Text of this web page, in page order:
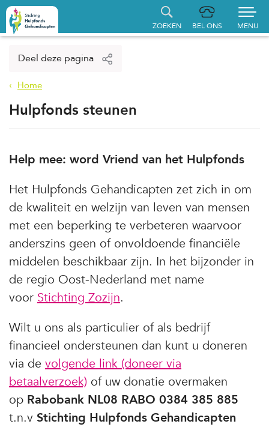
ZOEKEN BEL ONS MENU
Aanvraag indienen
Gerealiseerde aanvragen
Over ons
Home
Deel deze pagina
Hulpfonds steunen
Help mee: word Vriend van het Hulpfonds
Het Hulpfonds Gehandicapten zet zich in om
de kwaliteit en welzijn van leven van mensen
met een beperking te verbeteren waarvoor
anderszins geen of onvoldoende financiële
middelen beschikbaar zijn. In het bijzonder in
de regio Oost-Nederland met name
voor Stichting Zozijn.
Wilt u ons als particulier of als bedrijf
financieel ondersteunen dan kunt u doneren
via de volgende link (doneer via
betaalverzoek) of uw donatie overmaken
op Rabobank NL08 RABO 0384 385 885
t.n.v Stichting Hulpfonds Gehandicapten